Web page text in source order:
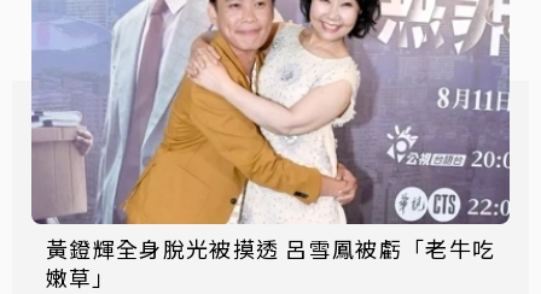
黃鐙輝全身脫光被摸透 呂雪鳳被虧「老牛吃
嫩草」